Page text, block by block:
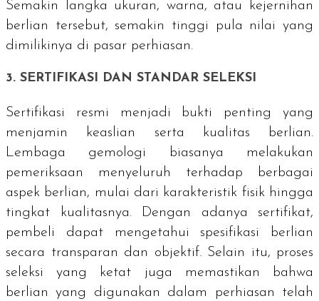
Semakin langka ukuran, warna, atau kejernihan
berlian tersebut, semakin tinggi pula nilai yang
dimilikinya di pasar perhiasan.
3. SERTIFIKASI DAN STANDAR SELEKSI
Sertifikasi resmi menjadi bukti penting yang
menjamin keaslian serta kualitas berlian.
Lembaga gemologi biasanya melakukan
pemeriksaan menyeluruh terhadap berbagai
aspek berlian, mulai dari karakteristik fisik hingga
tingkat kualitasnya. Dengan adanya sertifikat,
pembeli dapat mengetahui spesifikasi berlian
secara transparan dan objektif. Selain itu, proses
seleksi yang ketat juga memastikan bahwa
berlian yang digunakan dalam perhiasan telah